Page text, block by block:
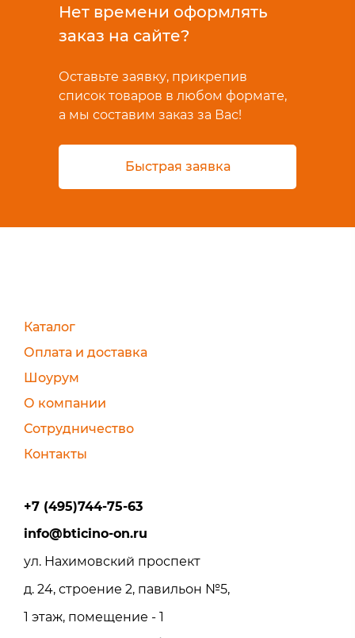
Нет времени оформлять
заказ на сайте?
Оставьте заявку, прикрепив
список товаров в любом формате,
а мы составим заказ за Вас!
Быстрая заявка
Каталог
Оплата и доставка
Шоурум
О компании
Сотрудничество
Контакты
+7 (495)744-75-63
info@bticino-on.ru
ул. Нахимовский проспект
д. 24, строение 2, павильон №5,
1 этаж, помещение - 1